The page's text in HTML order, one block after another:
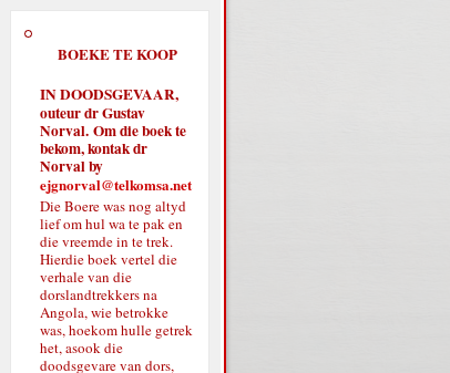
BOEKE TE KOOP
IN DOODSGEVAAR,
outeur dr Gustav
Norval. Om die boek te
bekom, kontak dr
Norval by
ejgnorval@telkomsa.net
Die Boere was nog altyd
lief om hul wa te pak en
die vreemde in te trek.
Hierdie boek vertel die
verhale van die
dorslandtrekkers na
Angola, wie betrokke
was, hoekom hulle getrek
het, asook die
doodsgevare van dors,